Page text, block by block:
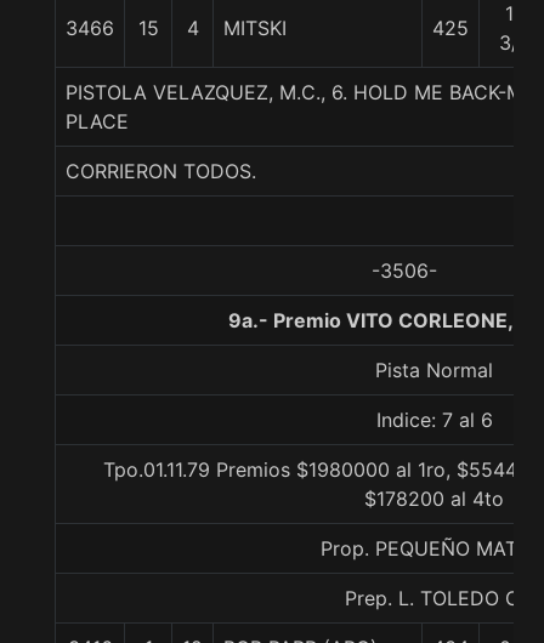
3466 15 4 MITSKI 425
13
3/4
PISTOLA VELAZQUEZ, M.C., 6. HOLD ME BACK-
PLACE
CORRIERON TODOS.
-3506-
9a.- Premio VITO CORLEONE,
Pista Normal
Indice: 7 al 6
Tpo.01.11.79 Premios $1980000 al 1ro,
$178200 al 4to
Prop. PEQUEÑO
Prep. L. TOLEDO C.